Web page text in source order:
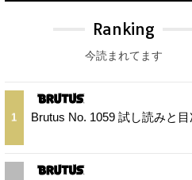
Ranking
今読まれてます
1 Brutus No. 1059 試し読みと目